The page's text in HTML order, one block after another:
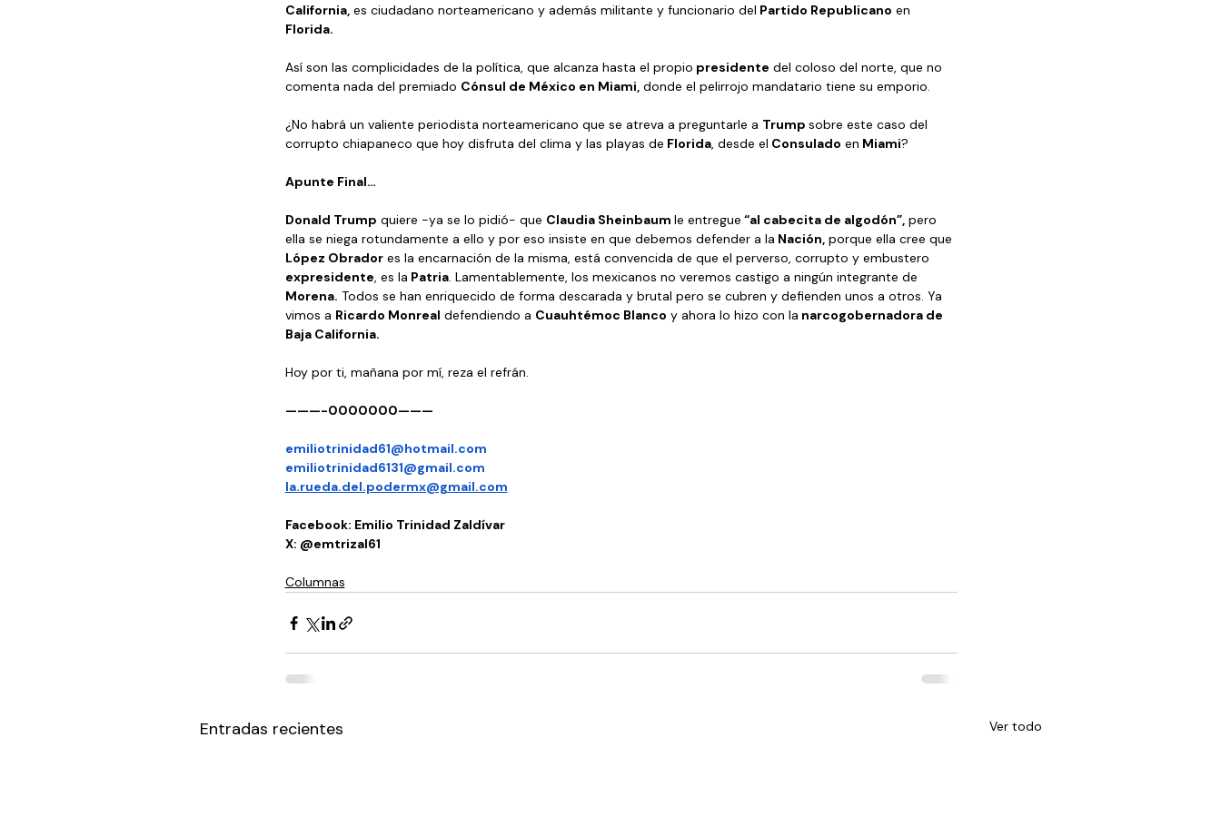
California, es ciudadano norteamericano y además militante y funcionario del Partido Republicano en
Florida.
Así son las complicidades de la política, que alcanza hasta el propio presidente del coloso del norte, que no
comenta nada del premiado Cónsul de México en Miami, donde el pelirrojo mandatario tiene su emporio.
¿No habrá un valiente periodista norteamericano que se atreva a preguntarle a Trump sobre este caso del
corrupto chiapaneco que hoy disfruta del clima y las playas de Florida, desde el Consulado en Miami?
Apunte Final…
Donald Trump quiere -ya se lo pidió- que Claudia Sheinbaum le entregue “al cabecita de algodón”, pero
ella se niega rotundamente a ello y por eso insiste en que debemos defender a la Nación, porque ella cree que
López Obrador es la encarnación de la misma, está convencida de que el perverso, corrupto y embustero
expresidente, es la Patria. Lamentablemente, los mexicanos no veremos castigo a ningún integrante de
Morena. Todos se han enriquecido de forma descarada y brutal pero se cubren y defienden unos a otros. Ya
vimos a Ricardo Monreal defendiendo a Cuauhtémoc Blanco y ahora lo hizo con la narcogobernadora de
Baja California.
Hoy por ti, mañana por mí, reza el refrán.
———-0000000———
emiliotrinidad61@hotmail.com
emiliotrinidad6131@gmail.com
la.rueda.del.podermx@gmail.com
Facebook: Emilio Trinidad Zaldívar
X: @emtrizal61
Columnas
Entradas recientes Ver todo